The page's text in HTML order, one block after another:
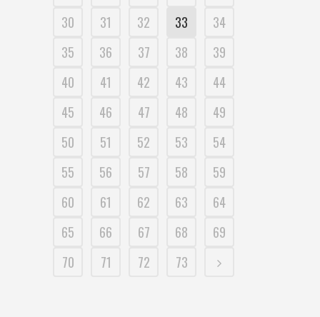
30
31 32 33
34
35
36 37 38
39
40
41 42 43
44
45
46 47 48
49
50
51 52 53
54
55
56 57 58
59
60
61 62 63
64
65
66 67 68
69
70
71 72 73